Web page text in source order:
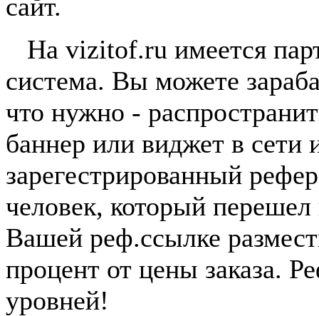
сайт.
На vizitof.ru имеется
система. Вы можете
что нужно -
баннер или виджет в сети
зарегестрированный
человек, который
Вашей реф.ссылке
процент от цены заказа.
уровней!